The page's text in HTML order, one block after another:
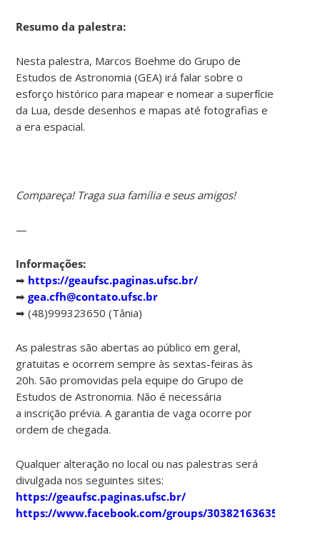
Resumo da palestra:
Nesta palestra, Marcos Boehme do Grupo de
Estudos de Astronomia (GEA) irá falar sobre o
esforço histórico para mapear e nomear a superfície
da Lua, desde desenhos e mapas até fotografias e
a era espacial.
Compareça! Traga sua família e seus amigos!
—
Informações:
➡ https://geaufsc.paginas.ufsc.br/
➡gea.cfh@contato.ufsc.br
➡ (48)999323650 (Tânia)
As palestras são abertas ao público em geral,
gratuitas e ocorrem sempre às sextas-feiras às
20h. São promovidas pela equipe do Grupo de
Estudos de Astronomia. Não é necessária
a inscrição prévia. A garantia de vaga ocorre por
ordem de chegada.
Qualquer alteração no local ou nas palestras será
divulgada nos seguintes sites:
https://geaufsc.paginas.ufsc.br/
https://www.facebook.com/groups/303821636357910